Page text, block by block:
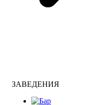
ЗАВЕДЕНИЯ